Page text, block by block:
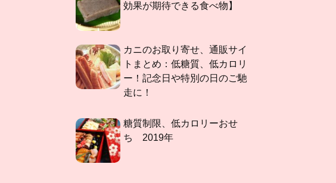
効果が期待できる食べ物】
カニのお取り寄せ、通販サイ
トまとめ：低糖質、低カロリ
ー！記念日や特別の日のご馳
走に！
糖質制限、低カロリーおせ
ち 2019年